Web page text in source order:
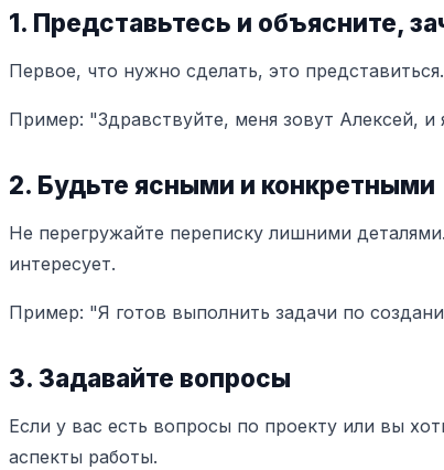
1. Представьтесь и объясните,
Первое, что нужно сделать, это
Пример: "Здравствуйте, меня зовут Алексей,
2. Будьте ясными и конкретными
Не перегружайте переписку лишними
интересует.
Пример: "Я готов выполнить задачи по
3. Задавайте вопросы
Если у вас есть вопросы по проекту или вы
аспекты работы.